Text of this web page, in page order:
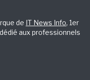
de IT News Info, 1er
aux professionnels